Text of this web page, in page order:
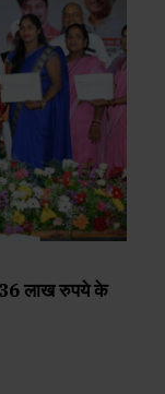
36 लाख रुपये के